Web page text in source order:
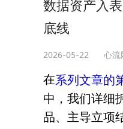
数据资产入
底线
2026-05-22 心流
在系列文章的
中，我们详细
品、主导立项